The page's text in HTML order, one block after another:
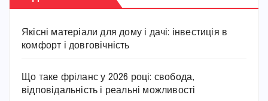
Якісні матеріали для дому і дачі: інвестиція в
комфорт і довговічність
Що таке фріланс у 2026 році: свобода,
відповідальність і реальні можливості